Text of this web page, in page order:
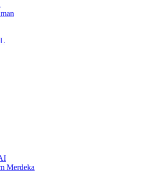
Merdeka